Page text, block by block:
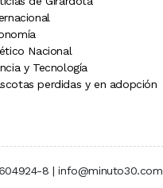
Nacional
y Tecnología
perdidas y en adopción
8 | info@minuto30.com